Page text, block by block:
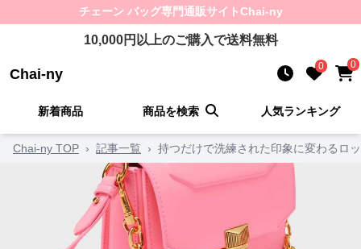
チェーン バッグ専門通販サイトChai-ny
10,000円以上のご購入で送料無料
Chai-ny 0 0
新着商品 商品を検索 人気ランキング
Chai-ny TOP › 記事一覧 › 持つだけで洗練された印象に変わるロ